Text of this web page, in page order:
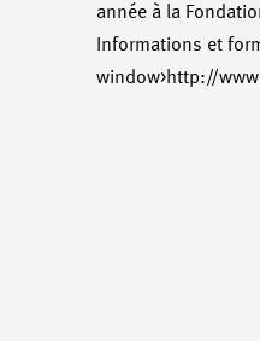
année à la
Informations et
window>http://